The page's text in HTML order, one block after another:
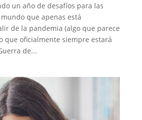
un año de desafíos para las
que apenas está
de la pandemia (algo que parece
que oficialmente siempre estará
de...